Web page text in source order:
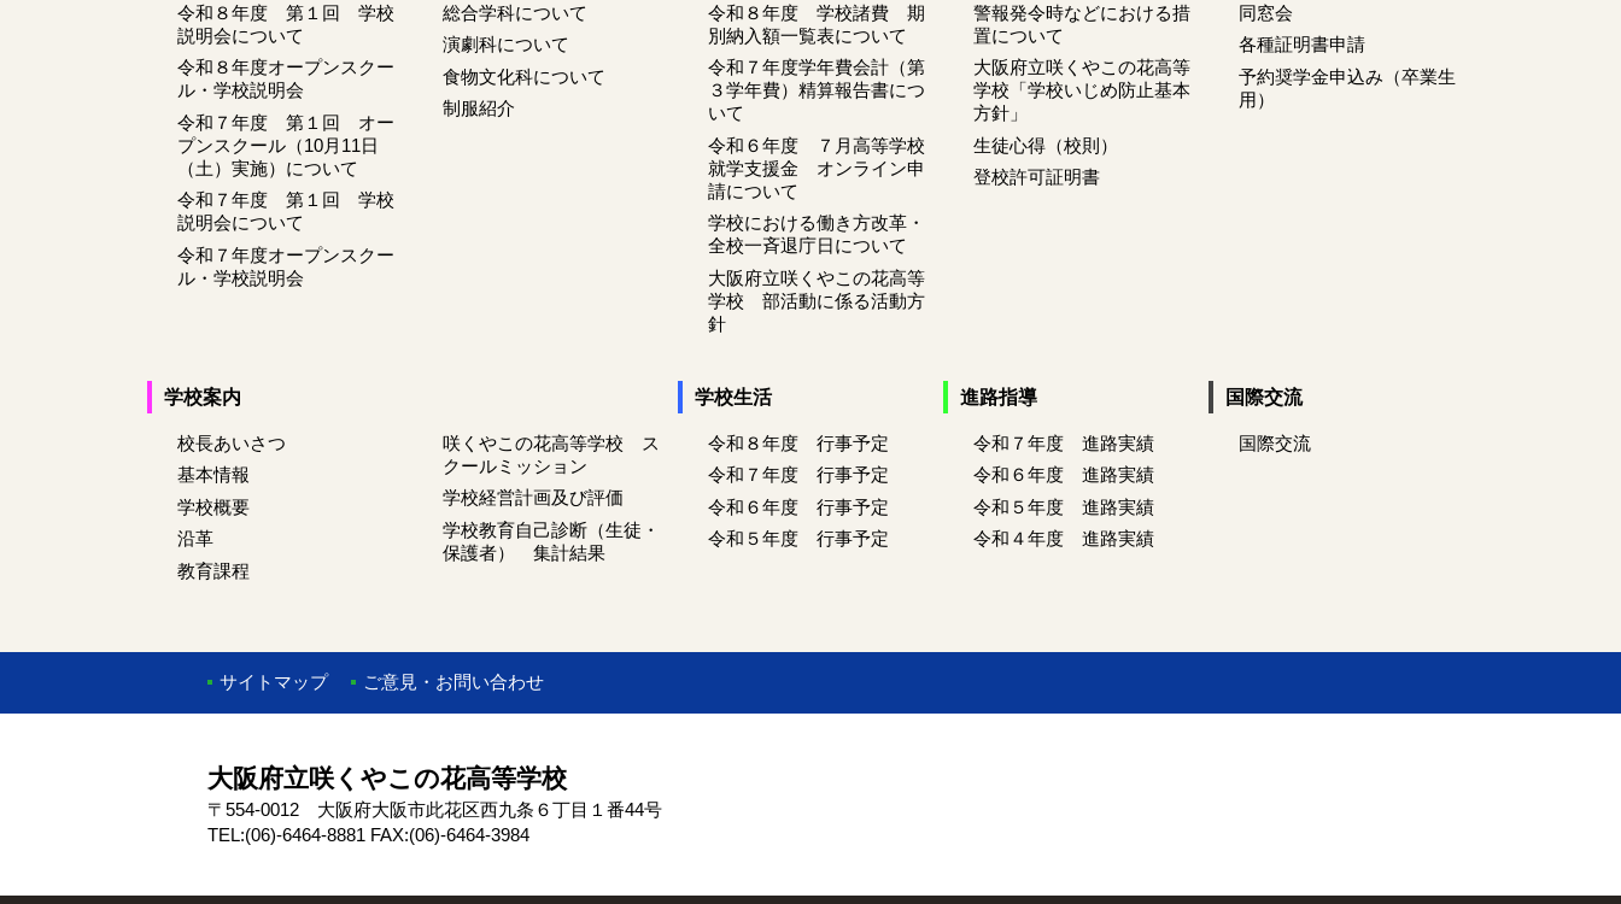
令和８年度 第１回 学校
説明会について
令和８年度オープンスクー
ル・学校説明会
令和７年度 第１回 オー
プンスクール（10月11日
（土）実施）について
令和７年度 第１回 学校
説明会について
令和７年度オープンスクー
ル・学校説明会
総合学科について
演劇科について
食物文化科について
制服紹介
令和８年度 学校諸費 期
別納入額一覧表について
令和７年度学年費会計（第
３学年費）精算報告書につ
いて
令和６年度 ７月高等学校
就学支援金 オンライン申
請について
学校における働き方改革・
全校一斉退庁日について
大阪府立咲くやこの花高等
学校 部活動に係る活動方
針
警報発令時などにおける措
置について
大阪府立咲くやこの花高等
学校「学校いじめ防止基本
方針」
生徒心得（校則）
登校許可証明書
同窓会
各種証明書申請
予約奨学金申込み（卒業生
用）
学校案内
校長あいさつ
基本情報
学校概要
沿革
教育課程
咲くやこの花高等学校 ス
クールミッション
学校経営計画及び評価
学校教育自己診断（生徒・
保護者） 集計結果
学校生活
令和８年度 行事予定
令和７年度 行事予定
令和６年度 行事予定
令和５年度 行事予定
進路指導
令和７年度 進路実績
令和６年度 進路実績
令和５年度 進路実績
令和４年度 進路実績
国際交流
国際交流
サイトマップ ご意見・お問い合わせ
大阪府立咲くやこの花高等学校
〒554-0012 大阪府大阪市此花区西九条６丁目１番44号
TEL:(06)-6464-8881 FAX:(06)-6464-3984